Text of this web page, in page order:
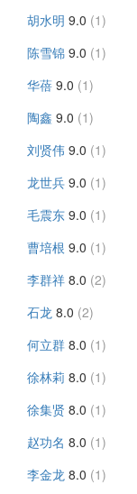
胡水明 9.0 (1)
陈雪锦 9.0 (1)
华蓓 9.0 (1)
陶鑫 9.0 (1)
刘贤伟 9.0 (1)
龙世兵 9.0 (1)
毛震东 9.0 (1)
曹培根 9.0 (1)
李群祥 8.0 (2)
石龙 8.0 (2)
何立群 8.0 (1)
徐林莉 8.0 (1)
徐集贤 8.0 (1)
赵功名 8.0 (1)
李金龙 8.0 (1)